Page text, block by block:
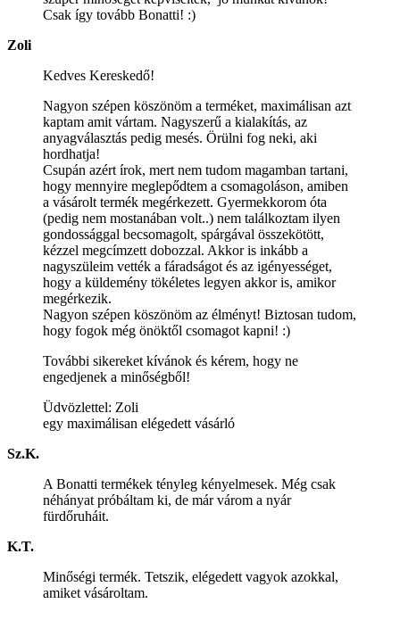
Csak így tovább Bonatti! :)
Zoli
Kedves Kereskedő!
Nagyon szépen köszönöm a terméket, maximálisan azt
kaptam amit vártam. Nagyszerű a kialakítás, az
anyagválasztás pedig mesés. Örülni fog neki, aki
hordhatja!
Csupán azért írok, mert nem tudom magamban tartani,
hogy mennyire meglepődtem a csomagoláson, amiben
a vásárolt termék megérkezett. Gyermekkorom óta
(pedig nem mostanában volt..) nem találkoztam ilyen
gondossággal becsomagolt, spárgával összekötött,
kézzel megcímzett dobozzal. Akkor is inkább a
nagyszüleim vették a fáradságot és az igényességet,
hogy a küldemény tökéletes legyen akkor is, amikor
megérkezik.
Nagyon szépen köszönöm az élményt! Biztosan tudom,
hogy fogok még önöktől csomagot kapni! :)
További sikereket kívánok és kérem, hogy ne
engedjenek a minőségből!
Üdvözlettel: Zoli
egy maximálisan elégedett vásárló
Sz.K.
A Bonatti termékek tényleg kényelmesek. Még csak
néhányat próbáltam ki, de már várom a nyár
fürdőruháit.
K.T.
Minőségi termék. Tetszik, elégedett vagyok azokkal,
amiket vásároltam.